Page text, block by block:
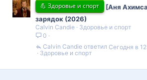
💪 Здоровье и спорт
[Аня
зарядок (2026)
Calvin Candie
Здоровье и спорт
0
Здоровье и спорт
Сегодня в
Calvin Candie